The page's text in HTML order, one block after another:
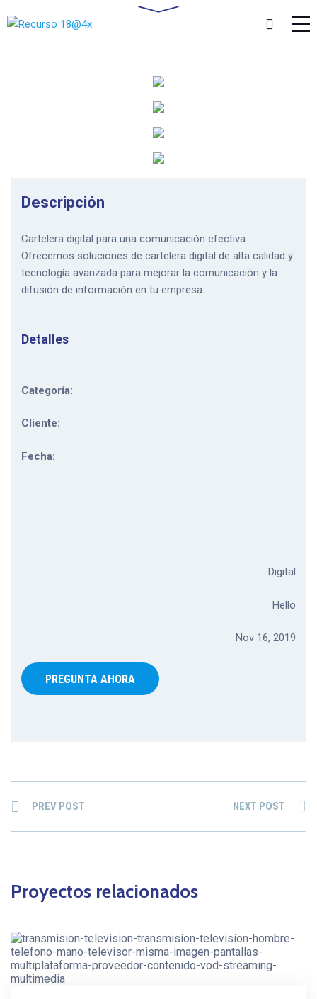
Descripción
Cartelera digital para una comunicación efectiva.
Ofrecemos soluciones de cartelera digital de alta calidad y
tecnología avanzada para mejorar la comunicación y la
difusión de información en tu empresa.
Detalles
Categoría:
Cliente:
Fecha:
Digital
Hello
Nov 16, 2019
PREGUNTA AHORA
PREV POST NEXT POST
Proyectos relacionados